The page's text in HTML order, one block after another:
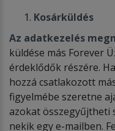
Kosárküldés
Az adatkezelés
küldése más Forever
érdeklődők részére.
hozzá csatlakozott
figyelmébe szeretne
azokat összegyűjtheti
nekik egy e-mailben.